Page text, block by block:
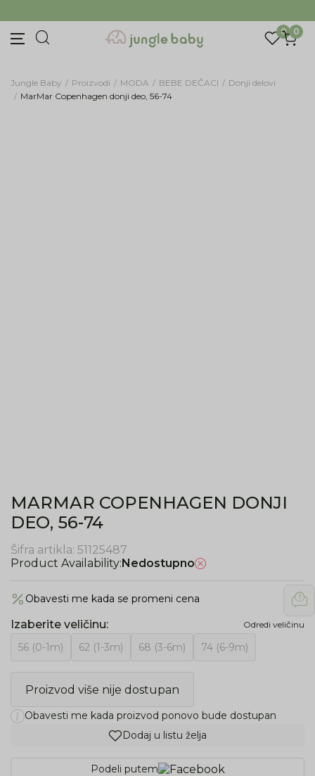
0 0
Jungle Baby Proizvodi MODA BEBE DEČACI
Donji delovi
MarMar Copenhagen donji deo, 56-74
MARMAR COPENHAGEN DONJI
DEO, 56-74
Šifra artikla: 51125487
Product Availability:Nedostupno
Obavesti me kada se promeni cena
Izaberite veličinu: Odredi veličinu
56 (0-1m) 62 (1-3m) 68 (3-6m) 74 (6-9m)
Proizvod više nije dostupan
Obavesti me kada proizvod ponovo bude dostupan
Dodaj u listu želja
Podeli putem
koji će saznati za naše najnovije proizvode i
posebne ponude.